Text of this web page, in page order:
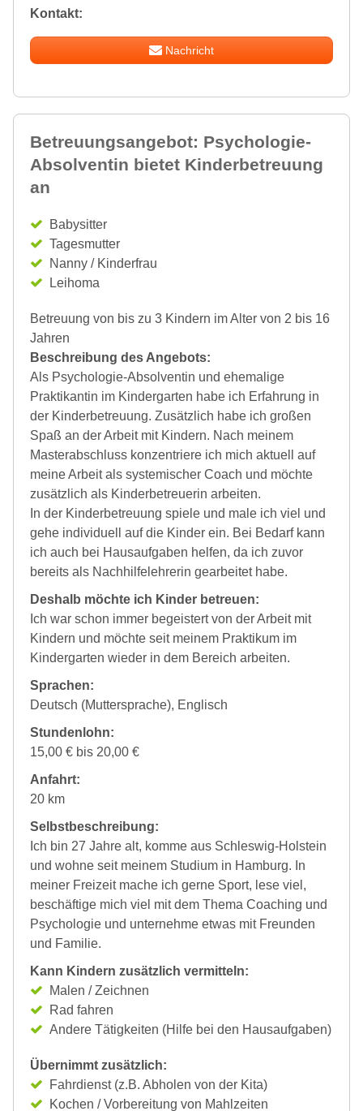
Kontakt:
Nachricht
Betreuungsangebot: Psychologie-
Absolventin bietet Kinderbetreuung
an
Babysitter
Tagesmutter
Nanny / Kinderfrau
Leihoma
Betreuung von bis zu 3 Kindern im Alter von 2 bis 16
Jahren
Beschreibung des Angebots:
Als Psychologie-Absolventin und ehemalige
Praktikantin im Kindergarten habe ich Erfahrung in
der Kinderbetreuung. Zusätzlich habe ich großen
Spaß an der Arbeit mit Kindern. Nach meinem
Masterabschluss konzentriere ich mich aktuell auf
meine Arbeit als systemischer Coach und möchte
zusätzlich als Kinderbetreuerin arbeiten.
In der Kinderbetreuung spiele und male ich viel und
gehe individuell auf die Kinder ein. Bei Bedarf kann
ich auch bei Hausaufgaben helfen, da ich zuvor
bereits als Nachhilfelehrerin gearbeitet habe.
Deshalb möchte ich Kinder betreuen:
Ich war schon immer begeistert von der Arbeit mit
Kindern und möchte seit meinem Praktikum im
Kindergarten wieder in dem Bereich arbeiten.
Sprachen:
Deutsch (Muttersprache), Englisch
Stundenlohn:
15,00 € bis 20,00 €
Anfahrt:
20 km
Selbstbeschreibung:
Ich bin 27 Jahre alt, komme aus Schleswig-Holstein
und wohne seit meinem Studium in Hamburg. In
meiner Freizeit mache ich gerne Sport, lese viel,
beschäftige mich viel mit dem Thema Coaching und
Psychologie und unternehme etwas mit Freunden
und Familie.
Kann Kindern zusätzlich vermitteln:
Malen / Zeichnen
Rad fahren
Andere Tätigkeiten (Hilfe bei den Hausaufgaben)
Übernimmt zusätzlich:
Fahrdienst (z.B. Abholen von der Kita)
Kochen / Vorbereitung von Mahlzeiten